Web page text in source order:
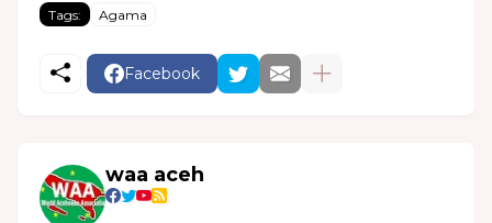
Tags: Agama
Facebook
waa aceh